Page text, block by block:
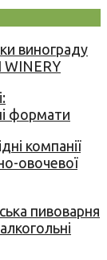
винограду
WINERY
формати
компанії
овочевої
пивоварня